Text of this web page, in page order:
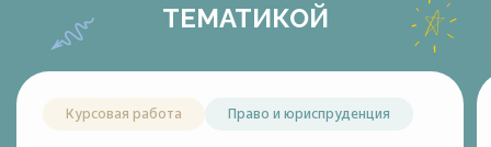
ТЕМАТИКОЙ
Курсовая работа Право и юриспруденция